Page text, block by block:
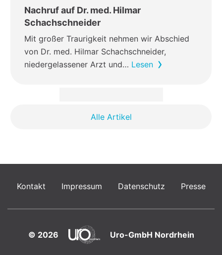
Nachruf auf Dr. med. Hilmar
Schachschneider
Mit großer Traurigkeit nehmen wir Abschied
von Dr. med. Hilmar Schachschneider,
niedergelassener Arzt und… Lesen
Alle Artikel
© 2026 Uro-GmbH Nordrhein
Kontakt Impressum Datenschutz Presse